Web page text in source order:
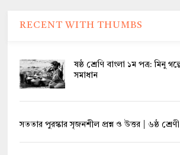
RECENT WITH THUMBS
ষষ্ঠ শ্রেণি বাংলা ১ম পত্র: মিনু
সমাধান
সততার পুরস্কার সৃজনশীল প্রশ্ন ও উত্তর | ৬ষ্ঠ